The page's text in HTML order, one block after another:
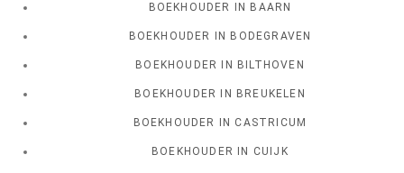
BOEKHOUDER IN BAARN
BOEKHOUDER IN BODEGRAVEN
BOEKHOUDER IN BILTHOVEN
BOEKHOUDER IN BREUKELEN
BOEKHOUDER IN CASTRICUM
BOEKHOUDER IN CUIJK